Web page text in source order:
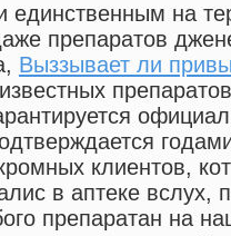
на
препаратов
, Выззывает ли
препаратов
клиентов,
в аптеке вслух,
препаратан на